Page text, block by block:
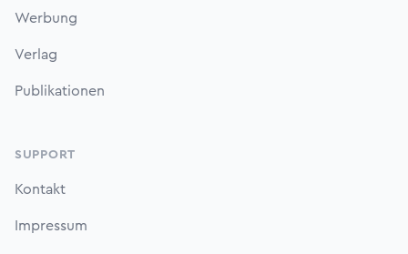
Werbung
Verlag
Publikationen
SUPPORT
Kontakt
Impressum